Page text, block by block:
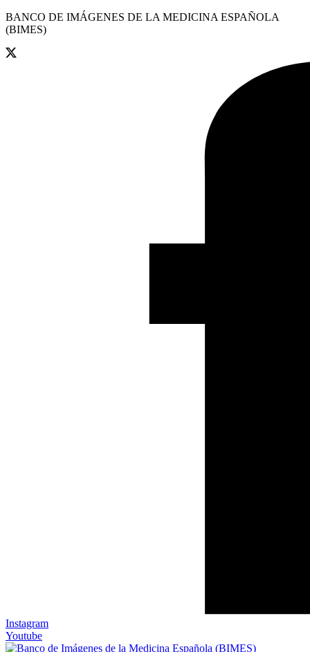
BANCO DE IMÁGENES DE LA MEDICINA ESPAÑOLA
(BIMES)
Instagram
Youtube